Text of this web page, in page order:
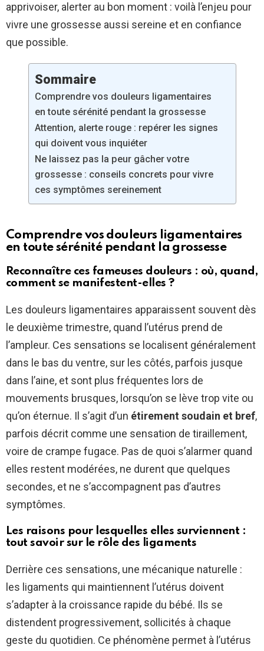
apprivoiser, alerter au bon moment : voilà l’enjeu pour
vivre une grossesse aussi sereine et en confiance
que possible.
Sommaire
Comprendre vos douleurs ligamentaires
en toute sérénité pendant la grossesse
Attention, alerte rouge : repérer les signes
qui doivent vous inquiéter
Ne laissez pas la peur gâcher votre
grossesse : conseils concrets pour vivre
ces symptômes sereinement
Comprendre vos douleurs ligamentaires
en toute sérénité pendant la grossesse
Reconnaître ces fameuses douleurs : où, quand,
comment se manifestent-elles ?
Les douleurs ligamentaires apparaissent souvent dès
le deuxième trimestre, quand l’utérus prend de
l’ampleur. Ces sensations se localisent généralement
dans le bas du ventre, sur les côtés, parfois jusque
dans l’aine, et sont plus fréquentes lors de
mouvements brusques, lorsqu’on se lève trop vite ou
qu’on éternue. Il s’agit d’un étirement soudain et bref,
parfois décrit comme une sensation de tiraillement,
voire de crampe fugace. Pas de quoi s’alarmer quand
elles restent modérées, ne durent que quelques
secondes, et ne s’accompagnent pas d’autres
symptômes.
Les raisons pour lesquelles elles surviennent :
tout savoir sur le rôle des ligaments
Derrière ces sensations, une mécanique naturelle :
les ligaments qui maintiennent l’utérus doivent
s’adapter à la croissance rapide du bébé. Ils se
distendent progressivement, sollicités à chaque
geste du quotidien. Ce phénomène permet à l’utérus